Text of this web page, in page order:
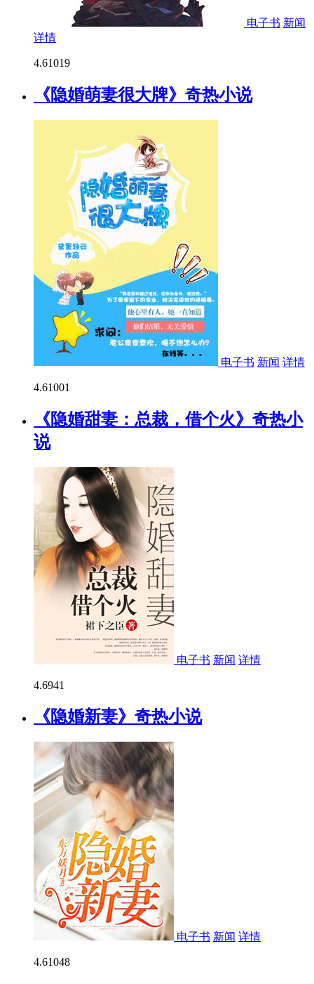
电子书 新闻
详情
4.61019
《隐婚萌妻很大牌》奇热小说
电子书 新闻 详情
4.61001
《隐婚甜妻：总裁，借个火》奇热小
说
电子书 新闻 详情
4.6941
《隐婚新妻》奇热小说
电子书 新闻 详情
4.61048